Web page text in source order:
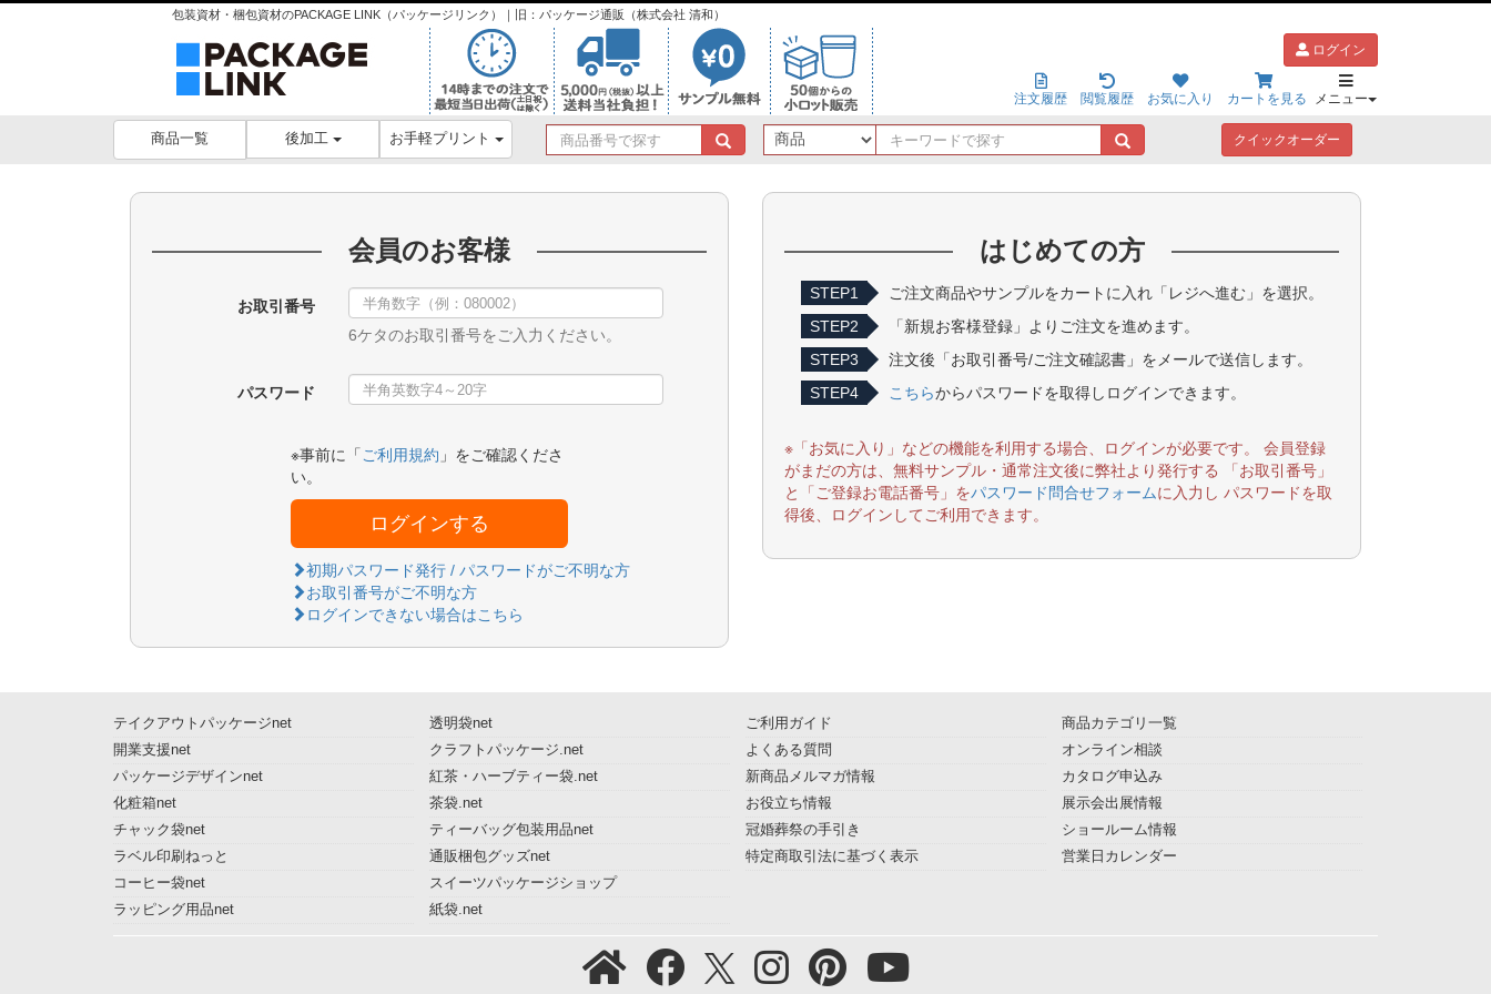
包装資材・梱包資材のPACKAGE LINK（パッケージリンク）｜旧：パッケージ通販（株式会社 清和）
ログイン
注文履歴 閲覧履歴 お気に入り カートを見る メニュー
商品一覧 後加工 お手軽プリント
商
品
キ
ー
で
探
す
クイックオーダー
会員のお客様
お取引番号
6ケタのお取引番号をご入力ください。
パスワード
※事前に「 ご利用規約 」をご確認くださ
い。
ログインする
初期パスワード発行 / パスワードがご不明な方
お取引番号がご不明な方
ログインできない場合はこちら
はじめての方
STEP1
ご注文商品やサンプルをカートに入れ「レジへ進む」を選択。
STEP2
「新規お客様登録」よりご注文を進めます。
STEP3
注文後「お取引番号/ご注文確認書」をメールで送信します。
STEP4
こちらからパスワードを取得しログインできます。
※「お気に入り」などの機能を利用する場合、ログインが必要です。 会員登録
がまだの方は、無料サンプル・通常注文後に弊社より発行する 「お取引番号」
と「ご登録お電話番号」をパスワード問合せフォームに入力し パスワードを取
得後、ログインしてご利用できます。
テイクアウトパッケージnet
開業支援net
パッケージデザインnet
化粧箱net
チャック袋net
ラベル印刷ねっと
コーヒー袋net
ラッピング用品net
透明袋net
クラフトパッケージ.net
紅茶・ハーブティー袋.net
茶袋.net
ティーバッグ包装用品net
通販梱包グッズnet
スイーツパッケージショップ
紙袋.net
ご利用ガイド
よくある質問
新商品メルマガ情報
お役立ち情報
冠婚葬祭の手引き
特定商取引法に基づく表示
商品カテゴリ一覧
オンライン相談
カタログ申込み
展示会出展情報
ショールーム情報
営業日カレンダー